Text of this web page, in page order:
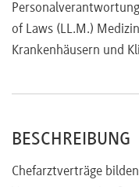
of Laws (LL.M.)
Krankenhäusern und
BESCHREIBUNG
Chefarztverträge